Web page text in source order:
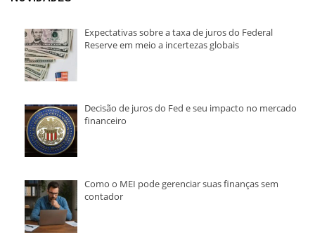
Expectativas sobre a taxa de juros do Federal
Reserve em meio a incertezas globais
Decisão de juros do Fed e seu impacto no mercado
financeiro
Como o MEI pode gerenciar suas finanças sem
contador